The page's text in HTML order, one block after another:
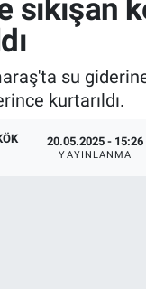
sıkışan
su
kurtarıldı.
20.05.2025 - 15:26
YAYINLANMA
Haberleri